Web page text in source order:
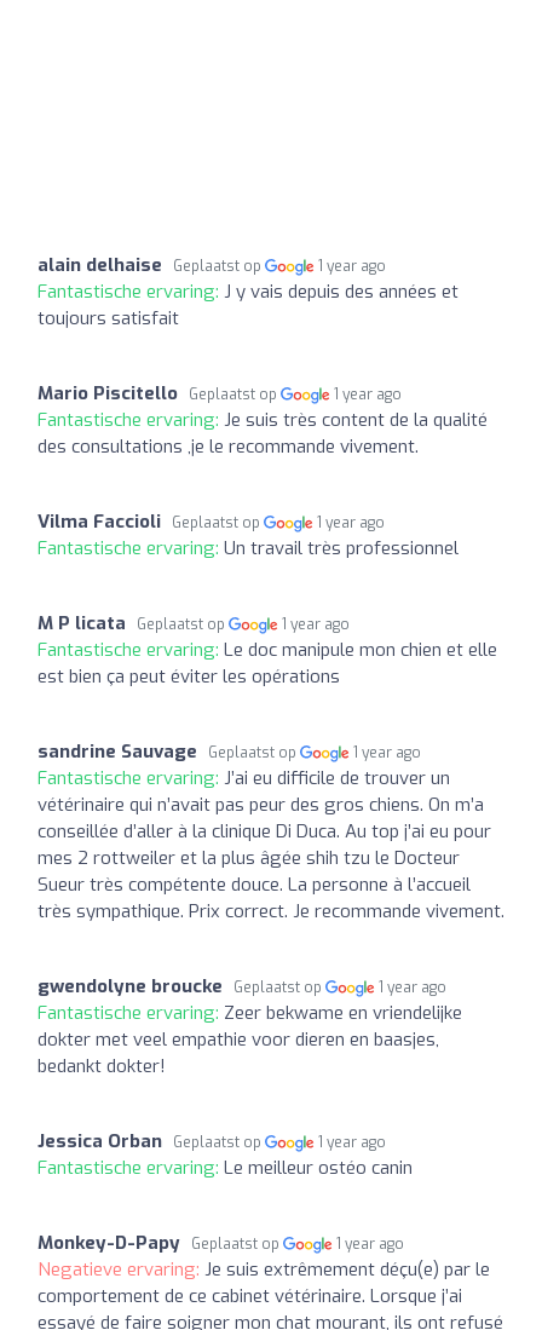
alain delhaise Geplaatst op 1 year ago
Fantastische ervaring: J y vais depuis des années et
toujours satisfait
Mario Piscitello Geplaatst op 1 year ago
Fantastische ervaring: Je suis très content de la qualité
des consultations ,je le recommande vivement.
Vilma Faccioli Geplaatst op 1 year ago
Fantastische ervaring: Un travail très professionnel
M P licata Geplaatst op 1 year ago
Fantastische ervaring: Le doc manipule mon chien et elle
est bien ça peut éviter les opérations
sandrine Sauvage Geplaatst op 1 year ago
Fantastische ervaring: J’ai eu difficile de trouver un
vétérinaire qui n’avait pas peur des gros chiens. On m’a
conseillée d’aller à la clinique Di Duca. Au top j’ai eu pour
mes 2 rottweiler et la plus âgée shih tzu le Docteur
Sueur très compétente douce. La personne à l’accueil
très sympathique. Prix correct. Je recommande vivement.
gwendolyne broucke Geplaatst op 1 year ago
Fantastische ervaring: Zeer bekwame en vriendelijke
dokter met veel empathie voor dieren en baasjes,
bedankt dokter!
Jessica Orban Geplaatst op 1 year ago
Fantastische ervaring: Le meilleur ostéo canin
Monkey-D-Papy Geplaatst op 1 year ago
Negatieve ervaring: Je suis extrêmement déçu(e) par le
comportement de ce cabinet vétérinaire. Lorsque j’ai
essayé de faire soigner mon chat mourant, ils ont refusé